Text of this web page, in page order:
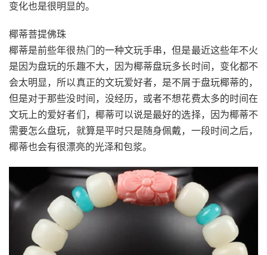
变化也是很明显的。
椰蒂菩提佛珠
椰蒂是前些年很热门的一种文玩手串，但是最近这些年不火
是因为盘玩的乐趣不大，因为椰蒂盘玩多长时间，变化都不
会太明显，所以真正的文玩爱好者，是不屑于盘玩椰蒂的，
但是对于那些没时间，没经历，或者不想花费太多的时间在
文玩上的爱好者们，椰蒂可以说是最好的选择，因为椰蒂不
需要怎么盘玩，就算是平时只是随身佩戴，一段时间之后，
椰蒂也会有很漂亮的光泽和包浆。